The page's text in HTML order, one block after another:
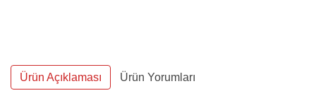
Ürün Açıklaması Ürün Yorumları